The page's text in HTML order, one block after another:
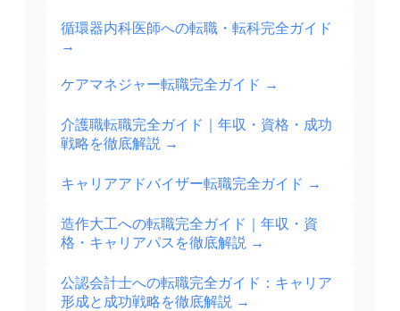
循環器内科医師への転職・転科完全ガイド
→
ケアマネジャー転職完全ガイド →
介護職転職完全ガイド｜年収・資格・成功
戦略を徹底解説 →
キャリアアドバイザー転職完全ガイド →
造作大工への転職完全ガイド｜年収・資
格・キャリアパスを徹底解説 →
公認会計士への転職完全ガイド：キャリア
形成と成功戦略を徹底解説 →